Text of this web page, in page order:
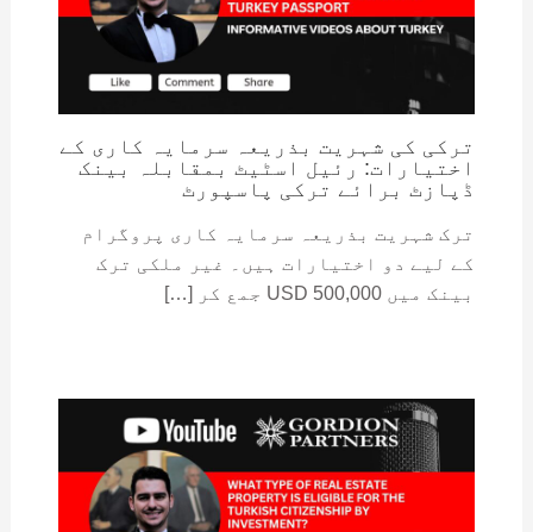
ترکی کی شہریت بذریعہ سرمایہ کاری کے
اختیارات: رئیل اسٹیٹ بمقابلہ بینک
ڈپازٹ برائے ترکی پاسپورٹ
ترک شہریت بذریعہ سرمایہ کاری پروگرام
کے لیے دو اختیارات ہیں۔ غیر ملکی ترک
بینک میں 500,000 USD جمع کر […]